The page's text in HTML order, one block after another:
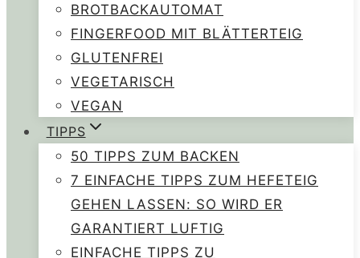
BROTBACKAUTOMAT
FINGERFOOD MIT BLÄTTERTEIG
GLUTENFREI
VEGETARISCH
VEGAN
TIPPS
50 TIPPS ZUM BACKEN
7 EINFACHE TIPPS ZUM HEFETEIG
GEHEN LASSEN: SO WIRD ER
GARANTIERT LUFTIG
EINFACHE TIPPS ZU